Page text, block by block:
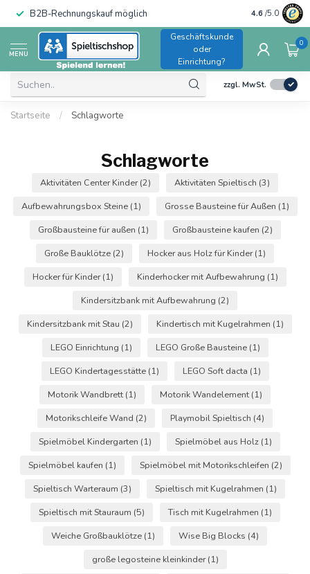
B2B-Rechnungskauf möglich 4.6 /5.0
MENU
Geschäftskunde
oder
Einrichtung?
0
zzgl. MwSt.
Startseite / Schlagworte
Schlagworte
Aktivitäten Center Kinder(2) Aktivitäten Spieltisch (3)
Aufbewahrungsbox Steine (1) Grosse Bausteine für Außen (1)
Großbausteine für außen (1) Großbausteine kaufen (2)
Große Bauklötze (2) Hocker aus Holz für Kinder(1)
Hocker für Kinder(1) Kinderhocker mit Aufbewahrung (1)
Kindersitzbank mit Aufbewahrung (2)
Kindersitzbank mit Stau (2) Kindertisch mit Kugelrahmen (1)
LEGO Einrichtung (1) LEGO Große Bausteine (1)
LEGO Kindertagesstätte (1) LEGO Soft dacta (1)
Motorik Wandbrett (1) Motorik Wandelement (1)
Motorikschleife Wand (2) Playmobil Spieltisch (4)
Spielmöbel Kindergarten (1) Spielmöbel aus Holz (1)
Spielmöbel kaufen (1) Spielmöbel mit Motorikschleifen (2)
Spieltisch Warteraum (3) Spieltisch mit Kugelrahmen (1)
Spieltisch mit Stauraum (5) Tisch mit Kugelrahmen (1)
Weiche Großbauklötze (1) Wise Big Blocks (4)
große legosteine kleinkinder(1)